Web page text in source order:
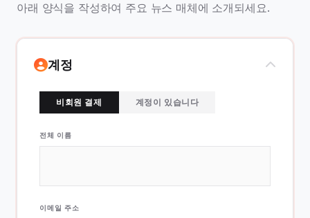
아래 양식을 작성하여 주요 뉴스 매체에 소개되세요.
계정
비회원 결제 계정이 있습니다
전체 이름
이메일 주소